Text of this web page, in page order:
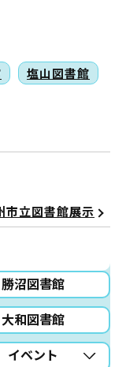
勝沼図書館
大和図書館
イベント
塩山図書館
立図書館展示